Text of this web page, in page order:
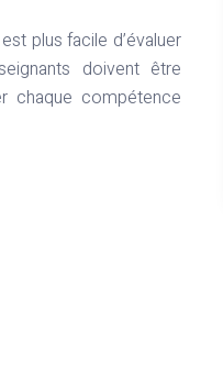
plus facile d’évaluer
doivent être
chaque compétence